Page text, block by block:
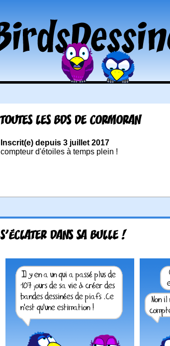
TOUTES LES BDS DE CORMORAN
Inscrit(e) depuis 3 juillet 2017
compteur d'étoiles à temps plein !
S'ÉCLATER DANS SA BULLE !